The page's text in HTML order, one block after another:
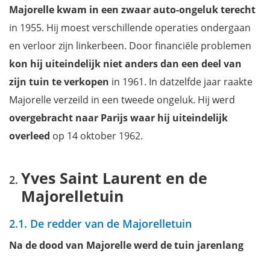
Majorelle kwam in een zwaar auto-ongeluk terecht
in 1955. Hij moest verschillende operaties ondergaan
en verloor zijn linkerbeen. Door financiële problemen
kon hij uiteindelijk niet anders dan een deel van
zijn tuin te verkopen in 1961. In datzelfde jaar raakte
Majorelle verzeild in een tweede ongeluk. Hij werd
overgebracht naar Parijs waar hij uiteindelijk
overleed op 14 oktober 1962.
Yves Saint Laurent en de
Majorelletuin
2.1. De redder van de Majorelletuin
Na de dood van Majorelle werd de tuin jarenlang